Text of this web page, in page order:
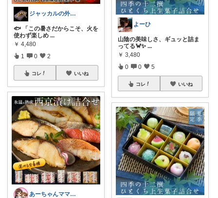
ジャッカルの外さない大人ギフトROOM
🐟 「この暑さだからこそ、火を
使わず楽しめ ...
￥ 4,480
1 0 2
コレ いいね
あーちゃんママ🐣朝コレ5時✨2y娘
よーひ
山陰の美味しさ、ギュッと詰ま
ってる🦀✨ ...
￥ 3,480
0 0 5
コレ いいね